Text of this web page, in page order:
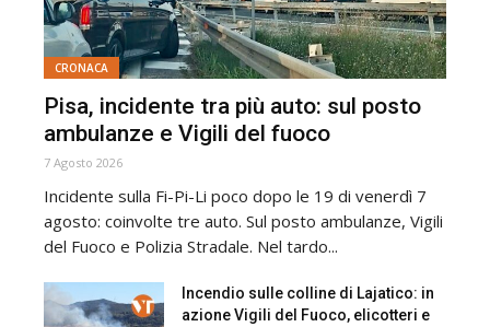
CRONACA
Pisa, incidente tra più auto: sul posto
ambulanze e Vigili del fuoco
7 Agosto 2026
Incidente sulla Fi-Pi-Li poco dopo le 19 di venerdì 7
agosto: coinvolte tre auto. Sul posto ambulanze, Vigili
del Fuoco e Polizia Stradale. Nel tardo...
Incendio sulle colline di Lajatico: in
azione Vigili del Fuoco, elicotteri e